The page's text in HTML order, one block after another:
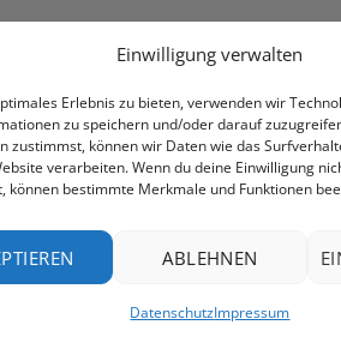
Einwilligung verwalten
Erlebnis zu bieten, verwenden wir
zu speichern und/oder darauf
zustimmst, können wir Daten wie das
verarbeiten. Wenn du deine Einwilligung
können bestimmte Merkmale und Funktionen
ABLEHNEN
DatenschutzImpressum